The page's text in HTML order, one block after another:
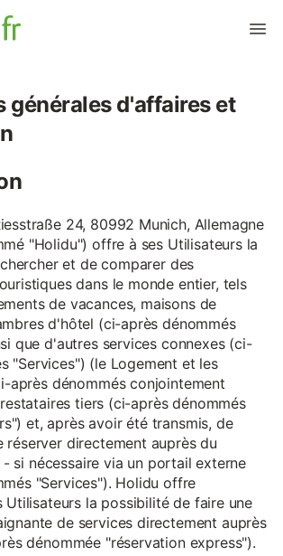
générales d'affaires et
24, 80992 Munich, Allemagne
"Holidu") offre à ses Utilisateurs la
et de comparer des
dans le monde entier, tels
de vacances, maisons de
d'hôtel (ci-après dénommés
que d'autres services connexes (ci-
"Services") (le Logement et les
après dénommés conjointement
tiers (ci-après dénommés
et, après avoir été transmis, de
réserver directement auprès du
si nécessaire via un portail externe
"Services"). Holidu offre
Utilisateurs la possibilité de faire une
de services directement auprès
dénommée "réservation express").